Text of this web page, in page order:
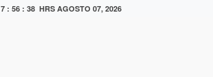
: 56 : 38 HRS AGOSTO 07, 2026